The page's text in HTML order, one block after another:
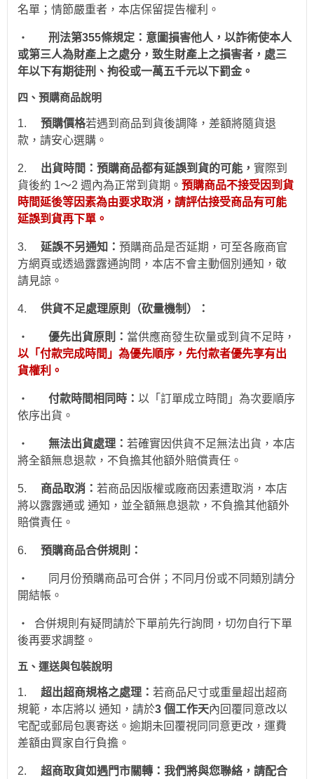
名單；情節嚴重者， 本店保留提告權利 。
‧
刑法第355條規定：意圖損害他人，以詐術使本人
或第三人為財產上之處分，致生財產上之損害者，處三
年以下有期徒刑、拘役或一萬五千元以下罰金。
四、預購商品說明
1. 預購價格若遇到 商品到貨後調降，差額將隨貨退
款，請安心選購。
2. 出貨時間：預購商品都有延誤到貨的可能， 實際到
貨後約 1～2 週內為正常到貨期。 預購商品不接受因到貨
時間延後等因素為由要求取消，請評估接受商品有可能
延誤到貨再下單。
3. 延誤不另通知： 預購商品是否延期，可至各廠商官
方網頁或透過露露通詢問，本店不會主動個別通知 ，敬
請見諒。
4. 供貨不足處理原則（砍量機制）：
‧ 優先出貨原則： 當供應商發生砍量或到貨不足時，
以「付款完成時間」為優先順序，先付款者優先享有出
貨權利。
‧ 付款時間相同時： 以「訂單成立時間」為次要順序
依序出貨。
‧ 無法出貨處理： 若確實因供貨不足無法出貨，本店
將全額無息退款，不負擔其他額外賠償責任。
5. 商品取消： 若商品因版權或廠商因素遭取消，本店
將以露露通或 通知，並全額無息退款 ，不負擔其他額外
賠償責任。
6. 預購商品合併規則：
‧
同月份預購商品可合併；不同月份或不同類別請分
開結帳。
‧ 合併規則有疑問請於下單前先行詢問，切勿自行下單
後再要求調整。
五、運送與包裝說明
1. 超出超商規格之處理： 若商品尺寸或重量超出超商
規範，本店將以 通知，請於3 個工作天內回覆同意改以
宅配或郵局包裹寄送。逾期未回覆視同同意更改，運費
差額由買家自行負擔。
2.
超商取貨如遇門市關轉：我們將與您聯絡，請配合